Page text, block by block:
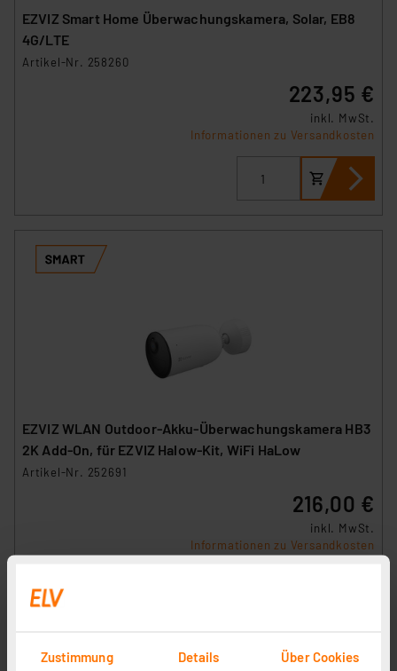
Zustimmung Details Über Cookies
EZVIZ Smart Home Überwachungskamera, Solar, EB8
4G/LTE
Artikel-Nr. 258260
223,95 €
inkl. MwSt.
Informationen zu Versandkosten
EZVIZ WLAN Outdoor-Akku-Überwachungskamera HB3
2K Add-On, für EZVIZ Halow-Kit, WiFi HaLow
Artikel-Nr. 252691
216,00 €
inkl. MwSt.
Informationen zu Versandkosten